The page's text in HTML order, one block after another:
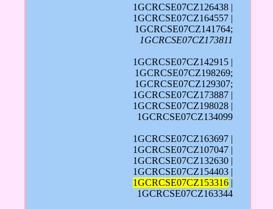
1GCRCSE07CZ126438 |
1GCRCSE07CZ164557 |
1GCRCSE07CZ141764;
1GCRCSE07CZ173811
1GCRCSE07CZ142915 |
1GCRCSE07CZ198269;
1GCRCSE07CZ129307;
1GCRCSE07CZ173887 |
1GCRCSE07CZ198028 |
1GCRCSE07CZ134099
1GCRCSE07CZ163697 |
1GCRCSE07CZ107047 |
1GCRCSE07CZ132630 |
1GCRCSE07CZ154403 |
1GCRCSE07CZ153316 |
1GCRCSE07CZ163344